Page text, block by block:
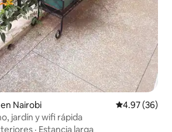
Nairobi Calificación
4.97 (36)
jardín y wifi rápida
· Estancia larga